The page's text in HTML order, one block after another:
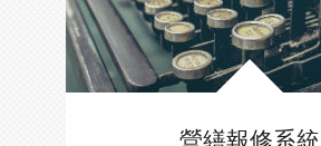
營繕報修系統